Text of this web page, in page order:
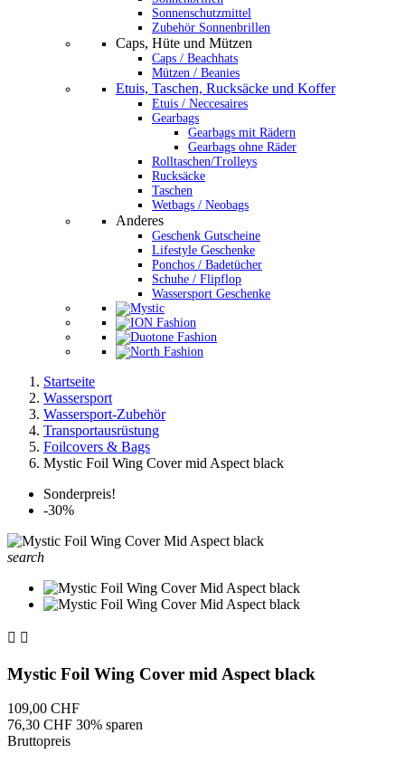
Sonnenschutzmittel
Zubehör Sonnenbrillen
Caps, Hüte und Mützen
Caps / Beachhats
Mützen / Beanies
Etuis, Taschen, Rucksäcke und Koffer
Etuis / Neccesaires
Gearbags
Gearbags mit Rädern
Gearbags ohne Räder
Rolltaschen/Trolleys
Rucksäcke
Taschen
Wetbags / Neobags
Anderes
Geschenk Gutscheine
Lifestyle Geschenke
Ponchos / Badetücher
Schuhe / Flipflop
Wassersport Geschenke
Startseite
Wassersport
Wassersport-Zubehör
Transportausrüstung
Foilcovers & Bags
Mystic Foil Wing Cover mid Aspect black
Sonderpreis!
-30%
search
 
Mystic Foil Wing Cover mid Aspect black
109,00 CHF
76,30 CHF 30% sparen
Bruttopreis